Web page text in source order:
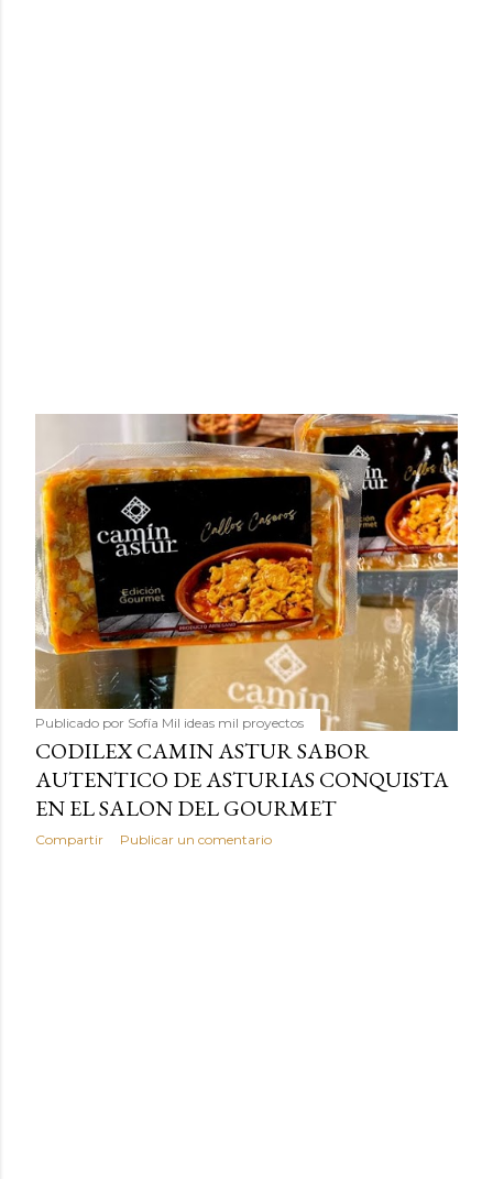
Publicado por Sofía Mil ideas mil proyectos
CODILEX CAMIN ASTUR SABOR
AUTENTICO DE ASTURIAS CONQUISTA
EN EL SALON DEL GOURMET
Compartir Publicar un comentario